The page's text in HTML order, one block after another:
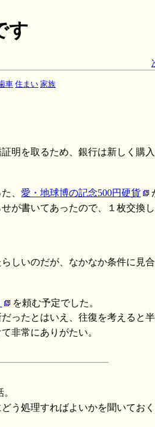
す
車 住まい 家族
明を取るため、銀行は新しく購
、愛・地球博の記念500円硬貨
が書いてあったので、１枚交換し
しいのだが、なかなか条件に見
を頼む予定でした。
ったとはいえ、往復を考えると
非常にありがたい。
う処理すればよいかを聞いておく